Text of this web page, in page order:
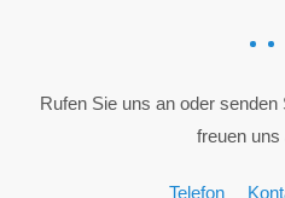
Rufen Sie uns an oder
freuen uns
Telefon